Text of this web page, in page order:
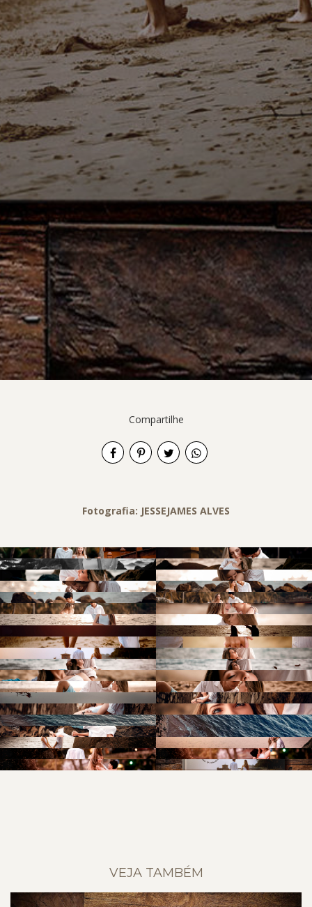
Compartilhe
Fotografia: JESSEJAMES ALVES
VEJA TAMBÉM